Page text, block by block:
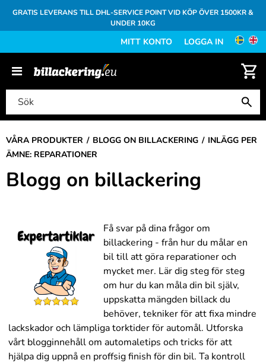
GRATIS LEVERANS TILL DHL-SERVICE POINT VID KÖP ÖVER 1500KR &
UNDER 10KG
MITT KONTO LOGGA IN
VÅRA PRODUKTER BLOGG ON BILLACKERING
INLÄGG PER
ÄMNE: REPARATIONER
Blogg on billackering
Få svar på dina frågor om
billackering - från hur du målar en
bil till att göra reparationer och
mycket mer. Lär dig steg för steg
om hur du kan måla din bil själv,
uppskatta mängden billack du
behöver, tekniker för att fixa mindre
lackskador och lämpliga torktider för automål. Utforska
vårt blogginnehåll om automaletips och tricks för att
hjälpa dig uppnå en proffsig finish för din bil. Ta kontroll